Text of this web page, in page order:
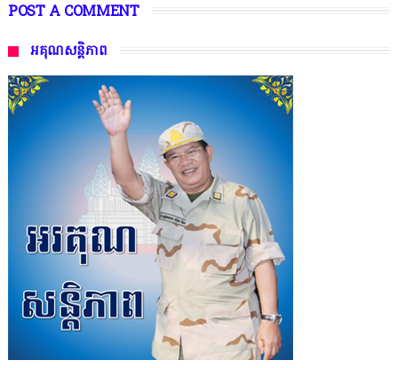
POST A COMMENT
អគុណសន្តិភាព